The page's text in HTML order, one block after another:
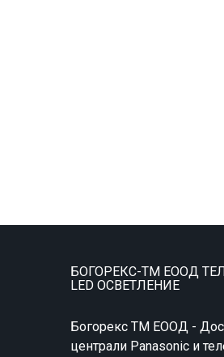
БОГОРЕКС-ТМ ЕООД
LED ОСВЕТЛЕНИЕ
Богорекс ТМ ЕООД -
централи Panasonic и